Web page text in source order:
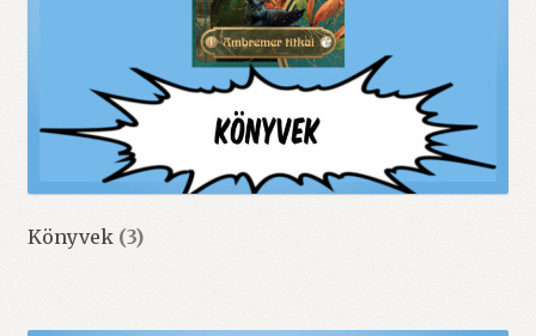
Könyvek (3)